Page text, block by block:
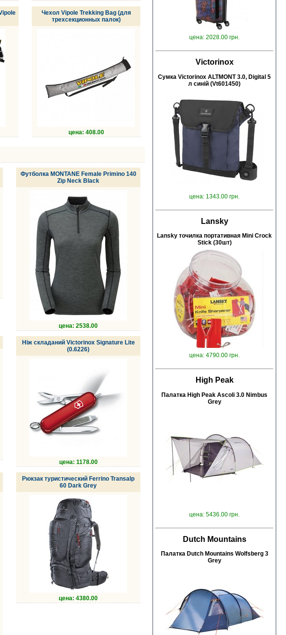
Чехол Vipole Trekking Bag (для
трехсекционных палок)
цена: 408.00
Футболка MONTANE Female Primino 140
Zip Neck Black
цена: 2538.00
Ніж складаний Victorinox Signature Lite
(0.6226)
цена: 1178.00
Рюкзак туристический Ferrino Transalp
60 Dark Grey
цена: 4380.00
цена: 2028.00 грн.
Victorinox
Сумка Victorinox ALTMONT 3.0, Digital 5
л синій (Vt601450)
цена: 1343.00 грн.
Lansky
Lansky точилка портативная Mini Crock
Stick (30шт)
цена: 4790.00 грн.
High Peak
Палатка High Peak Ascoli 3.0 Nimbus
Grey
цена: 5436.00 грн.
Dutch Mountains
Палатка Dutch Mountains Wolfsberg 3
Grey